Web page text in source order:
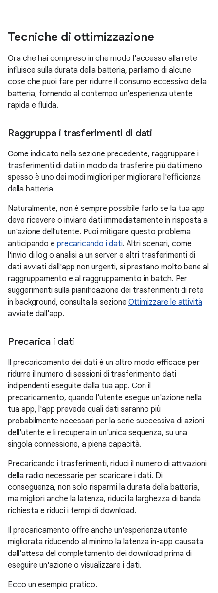
Tecniche di ottimizzazione
Ora che hai compreso in che modo l'accesso alla rete
influisce sulla durata della batteria, parliamo di alcune
cose che puoi fare per ridurre il consumo eccessivo della
batteria, fornendo al contempo un'esperienza utente
rapida e fluida.
Raggruppa i trasferimenti di dati
Come indicato nella sezione precedente, raggruppare i
trasferimenti di dati in modo da trasferire più dati meno
spesso è uno dei modi migliori per migliorare l'efficienza
della batteria.
Naturalmente, non è sempre possibile farlo se la tua app
deve ricevere o inviare dati immediatamente in risposta a
un'azione dell'utente. Puoi mitigare questo problema
anticipando e precaricando i dati. Altri scenari, come
l'invio di log o analisi a un server e altri trasferimenti di
dati avviati dall'app non urgenti, si prestano molto bene al
raggruppamento e al raggruppamento in batch. Per
suggerimenti sulla pianificazione dei trasferimenti di rete
in background, consulta la sezione Ottimizzare le attività
avviate dall'app.
Precarica i dati
Il precaricamento dei dati è un altro modo efficace per
ridurre il numero di sessioni di trasferimento dati
indipendenti eseguite dalla tua app. Con il
precaricamento, quando l'utente esegue un'azione nella
tua app, l'app prevede quali dati saranno più
probabilmente necessari per la serie successiva di azioni
dell'utente e li recupera in un'unica sequenza, su una
singola connessione, a piena capacità.
Precaricando i trasferimenti, riduci il numero di attivazioni
della radio necessarie per scaricare i dati. Di
conseguenza, non solo risparmi la durata della batteria,
ma migliori anche la latenza, riduci la larghezza di banda
richiesta e riduci i tempi di download.
Il precaricamento offre anche un'esperienza utente
migliorata riducendo al minimo la latenza in-app causata
dall'attesa del completamento dei download prima di
eseguire un'azione o visualizzare i dati.
Ecco un esempio pratico.